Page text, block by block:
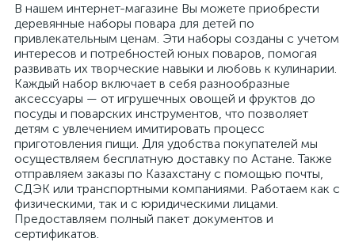
В нашем интернет-магазине Вы можете приобрести
деревянные наборы повара для детей по
привлекательным ценам. Эти наборы созданы с учетом
интересов и потребностей юных поваров, помогая
развивать их творческие навыки и любовь к кулинарии.
Каждый набор включает в себя разнообразные
аксессуары — от игрушечных овощей и фруктов до
посуды и поварских инструментов, что позволяет
детям с увлечением имитировать процесс
приготовления пищи. Для удобства покупателей мы
осуществляем бесплатную доставку по Астане. Также
отправляем заказы по Казахстану с помощью почты,
СДЭК или транспортными компаниями. Работаем как с
физическими, так и с юридическими лицами.
Предоставляем полный пакет документов и
сертификатов.